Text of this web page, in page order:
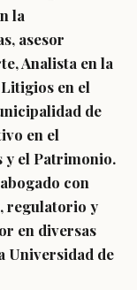
la
asesor
Analista en la
en el
de
en el
y el Patrimonio.
con
regulatorio y
en diversas
Universidad de